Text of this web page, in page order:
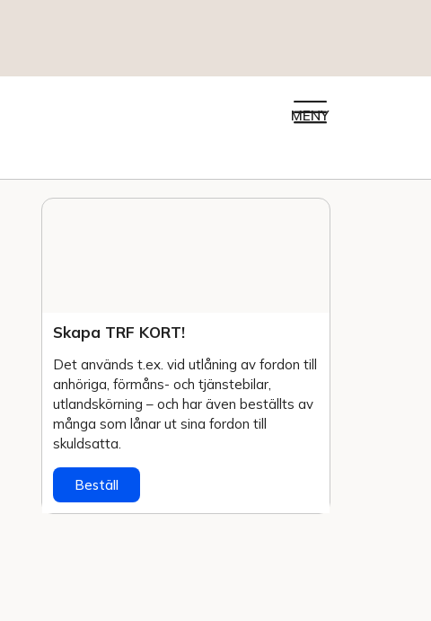
MENY
Skapa TRF KORT!
Det används t.ex. vid utlåning av fordon till
anhöriga, förmåns- och tjänstebilar,
utlands­körning – och har även beställts av
många som lånar ut sina fordon till
skuldsatta.
Beställ